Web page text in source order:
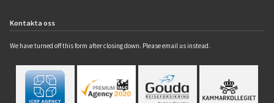
Kontakta oss
We have turned off this form after closing down. Please email us instead.